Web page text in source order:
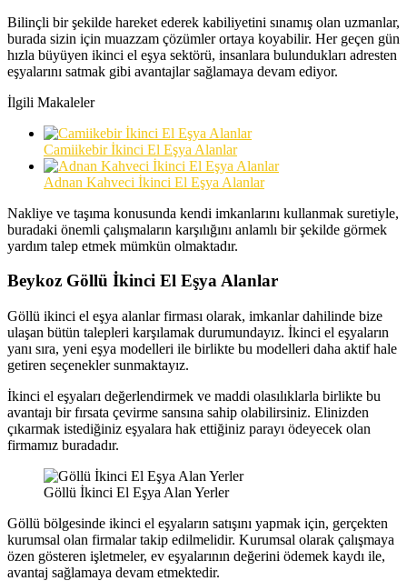
Bilinçli bir şekilde hareket ederek kabiliyetini sınamış olan uzmanlar,
burada sizin için muazzam çözümler ortaya koyabilir. Her geçen gün
hızla büyüyen ikinci el eşya sektörü, insanlara bulundukları adresten
eşyalarını satmak gibi avantajlar sağlamaya devam ediyor.
İlgili Makaleler
Camiikebir İkinci El Eşya Alanlar
Adnan Kahveci İkinci El Eşya Alanlar
Nakliye ve taşıma konusunda kendi imkanlarını kullanmak suretiyle,
buradaki önemli çalışmaların karşılığını anlamlı bir şekilde görmek
yardım talep etmek mümkün olmaktadır.
Beykoz Göllü İkinci El Eşya Alanlar
Göllü ikinci el eşya alanlar firması olarak, imkanlar dahilinde bize
ulaşan bütün talepleri karşılamak durumundayız. İkinci el eşyaların
yanı sıra, yeni eşya modelleri ile birlikte bu modelleri daha aktif hale
getiren seçenekler sunmaktayız.
İkinci el eşyaları değerlendirmek ve maddi olasılıklarla birlikte bu
avantajı bir fırsata çevirme sansına sahip olabilirsiniz. Elinizden
çıkarmak istediğiniz eşyalara hak ettiğiniz parayı ödeyecek olan
firmamız buradadır.
Göllü İkinci El Eşya Alan Yerler
Göllü bölgesinde ikinci el eşyaların satışını yapmak için, gerçekten
kurumsal olan firmalar takip edilmelidir. Kurumsal olarak çalışmaya
özen gösteren işletmeler, ev eşyalarının değerini ödemek kaydı ile,
avantaj sağlamaya devam etmektedir.